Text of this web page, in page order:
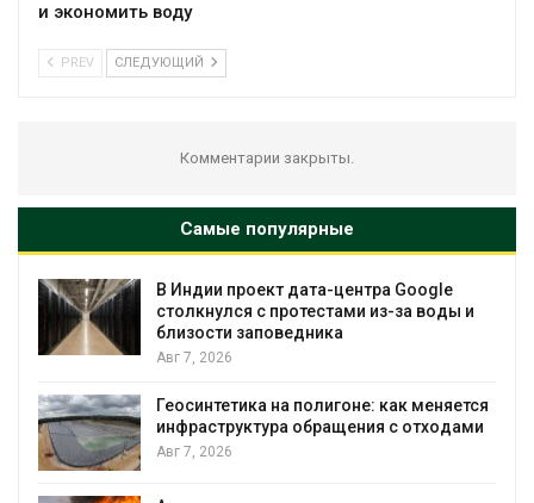
и экономить воду
PREV СЛЕДУЮЩИЙ
Комментарии закрыты.
Самые популярные
Google
из-за воды и
как меняется
с отходами
Дождевая вода с крыш
городам переживать жару
Авг 7, 2026
строительство мусорных
уборку контейнерных